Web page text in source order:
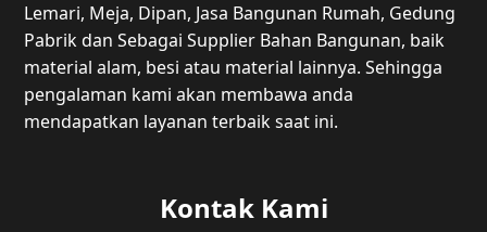
Lemari, Meja, Dipan, Jasa Bangunan Rumah, Gedung
Pabrik dan Sebagai Supplier Bahan Bangunan, baik
material alam, besi atau material lainnya. Sehingga
pengalaman kami akan membawa anda
mendapatkan layanan terbaik saat ini.
Kontak Kami